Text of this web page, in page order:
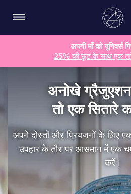
अपनी माँ को यूनिवर्स
25% की छूट के साथ एक
अनोखे ग्रैजुएशन
तो एक सितारे
अपने दोस्तों और प्रियजनों के लिए
उपहार के तौर पर आसमान में एक
करें।